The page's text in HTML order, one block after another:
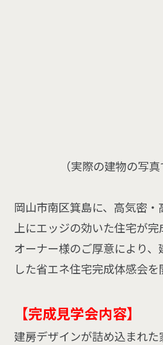
（実際の建物の写真
岡山市南区箕島に、高気密
上にエッジの効いた住宅が完
オーナー様のご厚意により
した省エネ住宅完成体感会を
【完成見学会内容】
建房デザインが詰め込まれ